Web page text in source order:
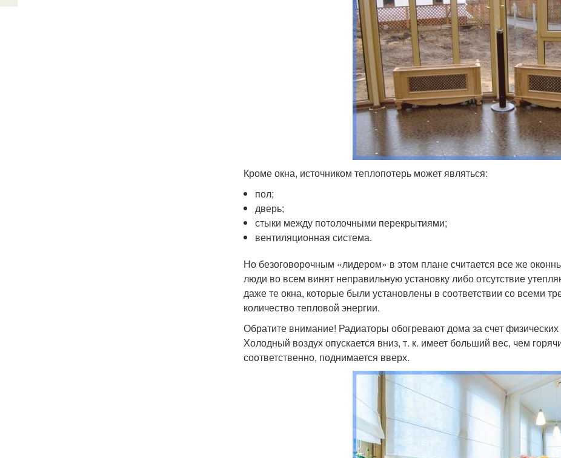
Кроме окна, источником теплопотерь может являться:
пол;
дверь;
стыки между потолочными перекрытиями;
вентиляционная система.
Но безоговорочным «лидером» в этом плане считается все же
люди во всем винят неправильную установку либо отсутствие
даже те окна, которые были установлены в соответствии со всеми
количество тепловой энергии.
Обратите внимание! Радиаторы обогревают дома за счет физических
Холодный воздух опускается вниз, т. к. имеет больший вес, чем
соответственно, поднимается вверх.